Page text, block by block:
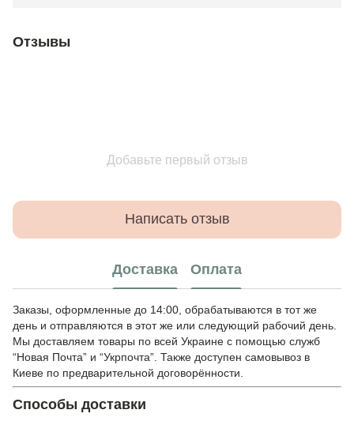
Отзывы
Добавьте первый отзыв
Написать отзыв
Доставка Оплата
Заказы, оформленные до 14:00, обрабатываются в тот же
день и отправляются в этот же или следующий рабочий день.
Мы доставляем товары по всей Украине с помощью служб
“Новая Почта” и “Укрпочта”. Также доступен самовывоз в
Киеве по предварительной договорённости.
Способы доставки